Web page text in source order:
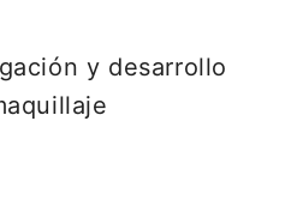
y desarrollo